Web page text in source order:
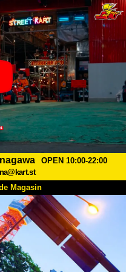
OPEN 10:00-22:00
Magasin
Tarifs
FAQ